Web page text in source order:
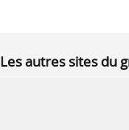
Les autres sites du